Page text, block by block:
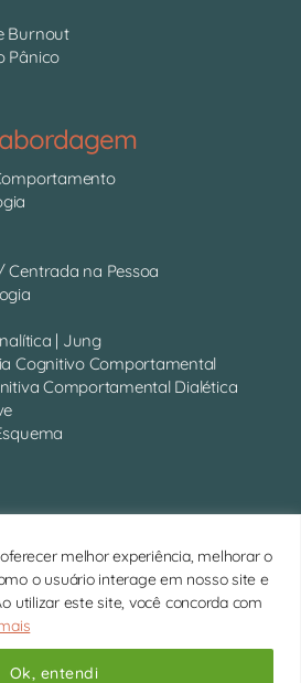
melhor experiência, melhorar o
o usuário interage em nosso site e
utilizar este site, você concorda com
Ok, entendi
Burnout
Pânico
Centrada na Pessoa
| Jung
Cognitivo Comportamental
Comportamental Dialética
CRP ativo, atendendo online em
um deles
|
© 2026 Psitto